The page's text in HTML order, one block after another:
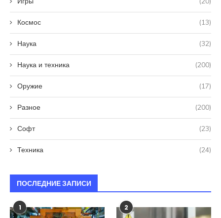
Космос (13)
Наука (32)
Наука и техника (200)
Оружие (17)
Разное (200)
Софт (23)
Техника (24)
ПОСЛЕДНИЕ ЗАПИСИ
1 2